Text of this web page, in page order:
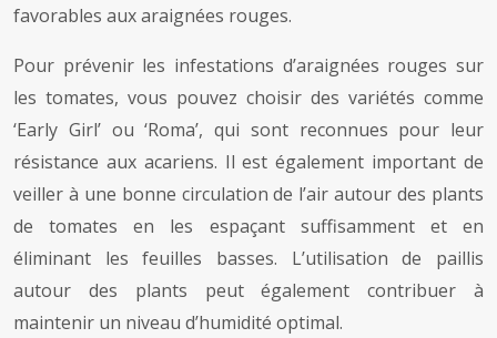
favorables aux araignées rouges.
Pour prévenir les infestations d’araignées rouges sur
les tomates, vous pouvez choisir des variétés comme
‘Early Girl’ ou ‘Roma’, qui sont reconnues pour leur
résistance aux acariens. Il est également important de
veiller à une bonne circulation de l’air autour des plants
de tomates en les espaçant suffisamment et en
éliminant les feuilles basses. L’utilisation de paillis
autour des plants peut également contribuer à
maintenir un niveau d’humidité optimal.